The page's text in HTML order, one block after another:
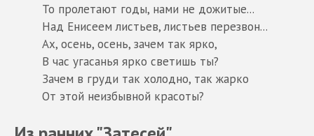
То пролетают годы, нами не дожитые...
Над Енисеем листьев, листьев перезвон...
Ах, осень, осень, зачем так ярко,
В час угасанья ярко светишь ты?
Зачем в груди так холодно, так жарко
От этой неизбывной красоты?